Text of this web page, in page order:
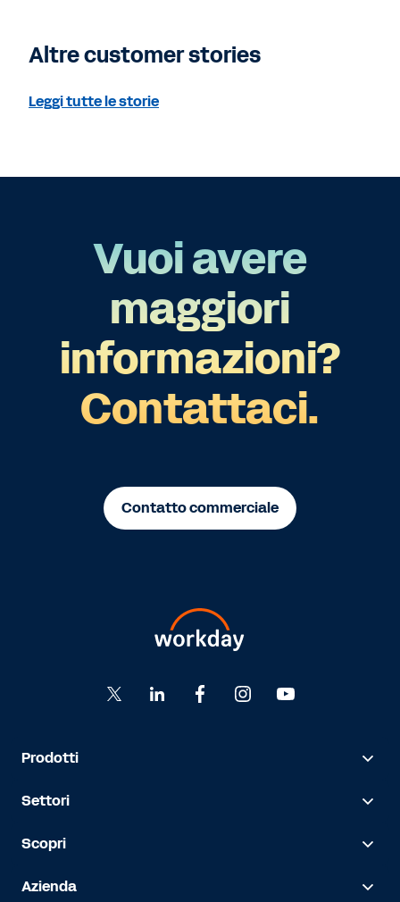
Altre customer stories
Leggi tutte le storie
Vuoi avere
maggiori
informazioni?
Contattaci.
Contatto commerciale
Prodotti
Settori
Scopri
Azienda